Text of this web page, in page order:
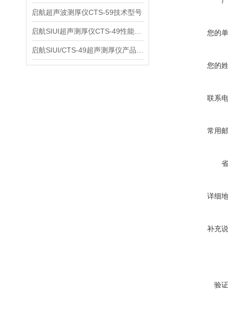
启航超声波测厚仪CTS-59技术型号
您的
您的
联系
常用
详细
补充
验